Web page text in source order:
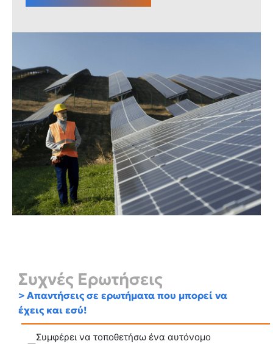
Συχνές Ερωτήσεις
> Απαντήσεις σε ερωτήματα που μπορεί να
έχεις και εσύ!
Συμφέρει να τοποθετήσω ένα αυτόνομο